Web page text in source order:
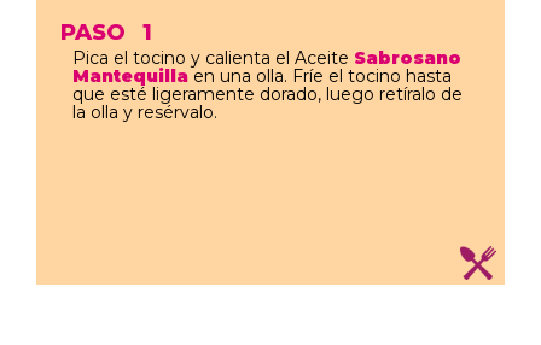
PASO 1
Pica el tocino y calienta el Aceite Sabrosano
Mantequilla en una olla. Fríe el tocino hasta
que esté ligeramente dorado, luego retíralo de
la olla y resérvalo.